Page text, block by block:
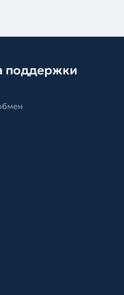
поддержки